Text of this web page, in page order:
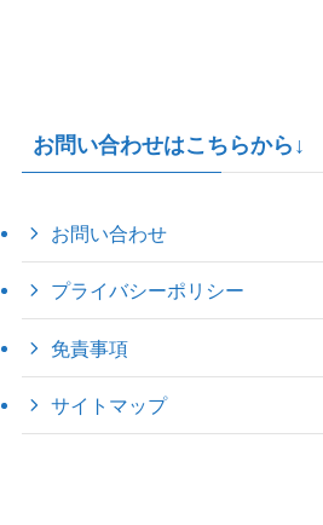
お問い合わせはこちらから↓
お問い合わせ
プライバシーポリシー
免責事項
サイトマップ